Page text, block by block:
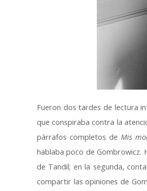
Fueron dos tardes de lectura
que conspiraba contra la
párrafos completos de Mis
hablaba poco de Gombrowicz.
de Tandil; en la segunda,
compartir las opiniones de